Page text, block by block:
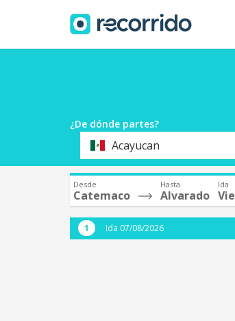
¿De dónde partes?
OrigenAcayucan
Desde
Catemaco
Hasta
Alvarado
Ida
Ida 07/08/2026